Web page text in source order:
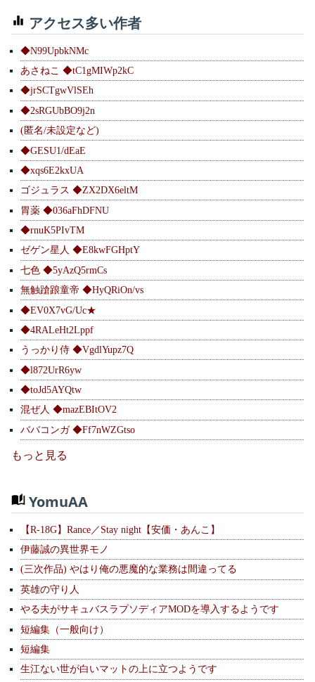
アクセス多い作者
◆N99UpbkNMc
あさねこ ◆tC1gMIWp2kC
◆jrSCTgwVlSEh
◆2sRGUbBO9j2n
(匿名/未設定など)
◆GESU1/dEaE
◆xqs6E2kxUA
ゴジュラス ◆ZX2DX6eltM
胃薬 ◆036aFhDFNU
◆rnuK5PIvTM
ゼゲン星人 ◆E8kwFGHptY
七色 ◆5yAzQ5rmCs
無触蹌踉童帝 ◆HyQRiOn/vs
◆EV0X7vG/Uc★
◆4RALeHt2Lppf
うっかり侍 ◆VgdlYupz7Q
◆l872UrR6yw
◆toJd5AYQtw
混ぜ人 ◆mazEBItOV2
ババコンガ ◆Ff7nWZGtso
もっと見る
YomuAA
【R-18G】Rance／Stay night【安価・あんこ】
伊藤誠の異世界モノ
(三次作品) やはり俺の悪魔的な業務は間違ってる
英雄の守り人
やる夫がサキュバスラプソディアMODを導入するようです
短編集（一般向け）
短編集
生江ない世が白いマットの上に立つようです